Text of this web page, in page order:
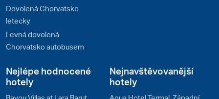
Dovolená Chorvatsko
letecky
Levná dovolená
Chorvatsko autobusem
Nejlépe hodnocené
hotely
Nejnavštěvovanější
hotely